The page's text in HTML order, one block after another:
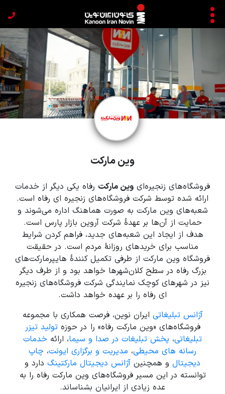
وین مارکت
فروشگاه‌های زنجیره‌ای وین ماركت رفاه یکی دیگر از خدمات
ارائه شده توسط شرکت فروشگاه‌های زنجیره ای رفاه است.
شعبه‌های وین مارکت به صورت هماهنگ اداره می‌شوند و
حمایت از آن‌ها بر عهدۀ شرکت آروین بازار پارس است.
هدف از ایجاد این شعبه‌های جدید، فراهم کردن شرایط
مناسب برای خریدهای روزانۀ مردم است. در حقیقت
فروشگاه وین مارکت از طرفی تکمیل کنندۀ هایپرمارکت‌های
بزرگ رفاه در سطح کلان‌‌شهرها خواهد بود و از طرف دیگر
نیز در شهرهای کوچک نمایندگی شرکت فروشگاه‌های زنجیره
ای رفاه را بر عهده خواهد داشت.
آژانس تبلیغاتی ایران نوین، فرصت همکاری با مجموعه
فروشگاه‌های «وین مارکت رفاه» را در حوزهتولید تیزر
تبلیغاتی، پخش تبلیغات در صدا و سیما، ارائه خدمات
رسانه های محیطی، مدیریت و برگزاری ایونت، چاپ
دیجیتال و همچنین آژانس دیجیتال مارکتینگ دارد و
توانسته در این مسیر فروشگاه‌های وین مارکت رفاه را به
عده زیادی از ایرانیان بشناساند.